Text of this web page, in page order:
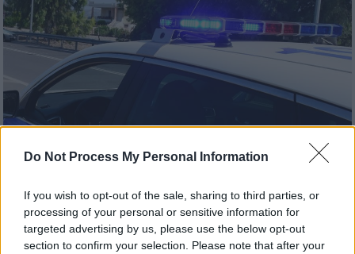
Do Not Process My Personal Information
If you wish to opt-out of the sale, sharing to third parties, or
processing of your personal or sensitive information for
targeted advertising by us, please use the below opt-out
section to confirm your selection. Please note that after your
(Βασίλης Παπαδόπουλος /Eurokinissi)